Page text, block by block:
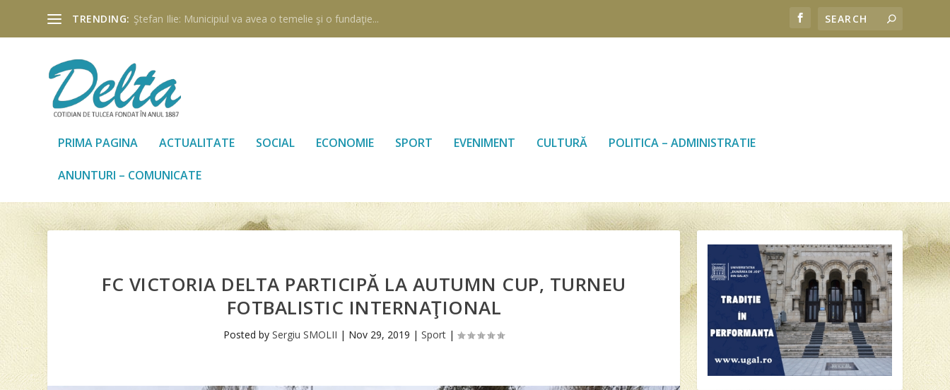
TRENDING: Ştefan Ilie: Municipiul va avea o temelie şi o fundaţie...
PRIMA PAGINA ACTUALITATE SOCIAL ECONOMIE SPORT EVENIMENT CULTURĂ POLITICA – ADMINISTRATIE
ANUNTURI – COMUNICATE
FC VICTORIA DELTA PARTICIPĂ LA AUTUMN CUP, TURNEU
FOTBALISTIC INTERNAŢIONAL
Posted bySergiu SMOLII | Nov 29, 2019 |Sport |